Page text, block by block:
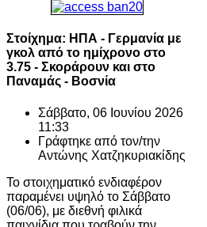
Στοίχημα: ΗΠΑ - Γερμανία με
γκολ από το ημίχρονο στο
3.75 - Σκοράρουν και στο
Παναμάς - Βοσνία
Σάββατο, 06 Ιουνίου 2026
11:33
Γράφτηκε από τον/την
Αντώνης Χατζηκυριακίδης
Το στοιχηματικό ενδιαφέρον
παραμένει υψηλό το Σάββατο
(06/06), με διεθνή φιλικά